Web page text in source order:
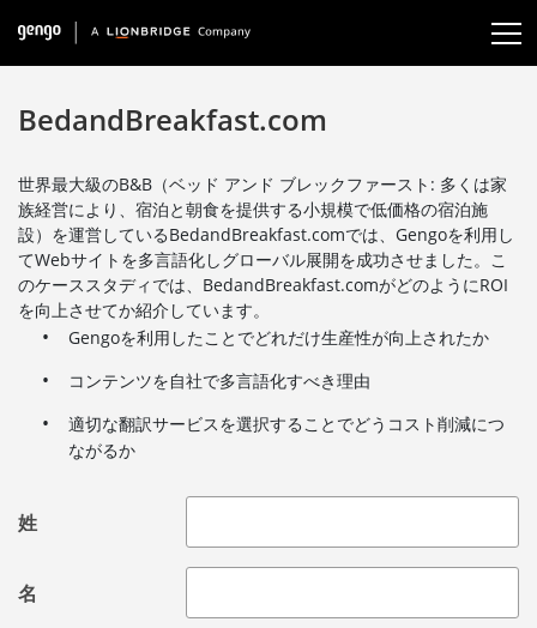
BedandBreakfast.com
世界最大級のB&B（ベッド アンド ブレックファースト: 多くは家
族経営により、宿泊と朝食を提供する小規模で低価格の宿泊施
設）を運営しているBedandBreakfast.comでは、Gengoを利用し
てWebサイトを多言語化しグローバル展開を成功させました。こ
のケーススタディでは、BedandBreakfast.comがどのようにROI
を向上させてか紹介しています。
Gengoを利用したことでどれだけ生産性が向上されたか
コンテンツを自社で多言語化すべき理由
適切な翻訳サービスを選択することでどうコスト削減につ
ながるか
姓
名